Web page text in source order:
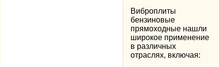
Виброплиты
бензиновые
прямоходные нашли
широкое применение
в различных
отраслях, включая: